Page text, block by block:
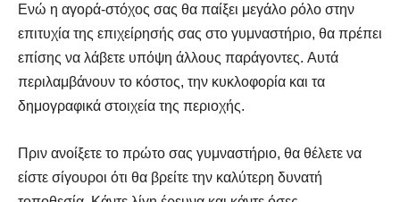
Ενώ η αγορά-στόχος σας θα παίξει μεγάλο ρόλο στην
επιτυχία της επιχείρησής σας στο γυμναστήριο, θα πρέπει
επίσης να λάβετε υπόψη άλλους παράγοντες. Αυτά
περιλαμβάνουν το κόστος, την κυκλοφορία και τα
δημογραφικά στοιχεία της περιοχής.
Πριν ανοίξετε το πρώτο σας γυμναστήριο, θα θέλετε να
είστε σίγουροι ότι θα βρείτε την καλύτερη δυνατή